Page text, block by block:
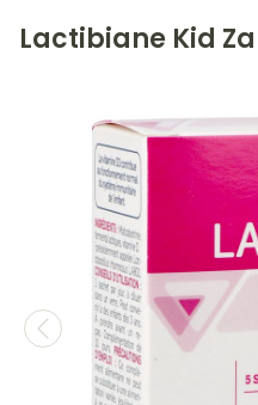
Lactibiane Kid